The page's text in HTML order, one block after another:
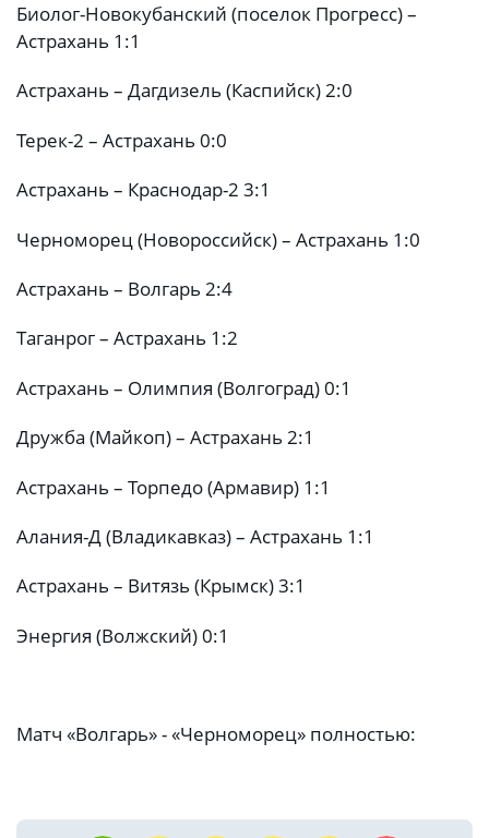
Биолог-Новокубанский (поселок Прогресс) –
Астрахань 1:1
Астрахань – Дагдизель (Каспийск) 2:0
Терек-2 – Астрахань 0:0
Астрахань – Краснодар-2 3:1
Черноморец (Новороссийск) – Астрахань 1:0
Астрахань – Волгарь 2:4
Таганрог – Астрахань 1:2
Астрахань – Олимпия (Волгоград) 0:1
Дружба (Майкоп) – Астрахань 2:1
Астрахань – Торпедо (Армавир) 1:1
Алания-Д (Владикавказ) – Астрахань 1:1
Астрахань – Витязь (Крымск) 3:1
Энергия (Волжский) 0:1
Матч «Волгарь» - «Черноморец» полностью: